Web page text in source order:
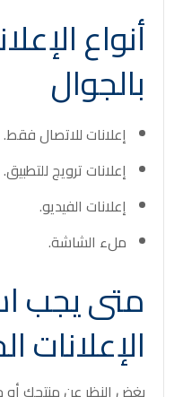
أنواع
بالجوال
إعلانات للاتصال فقط.
إعلانات ترويج للتطبيق.
إعلانات الفيديو.
ملء الشاشة.
متى يجب
الإعلانات